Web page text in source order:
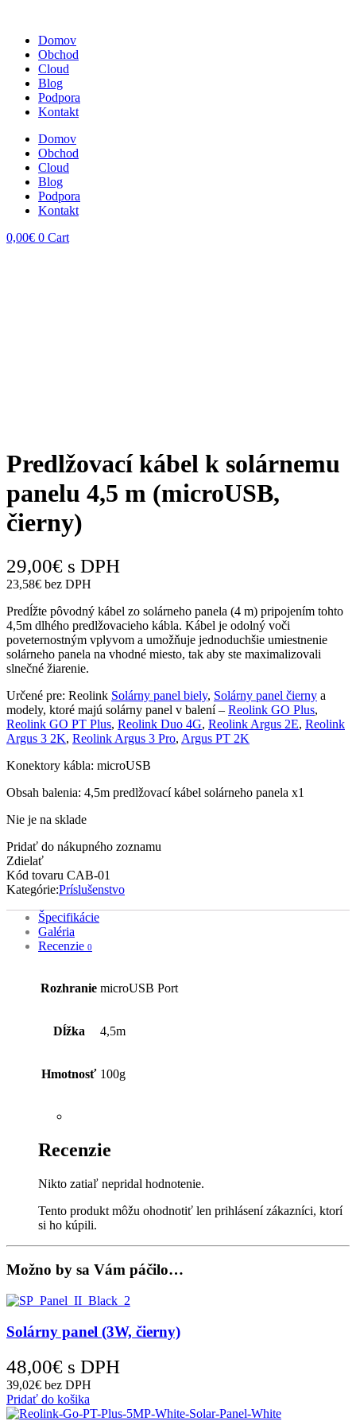
Domov
Obchod
Cloud
Blog
Podpora
Kontakt
Domov
Obchod
Cloud
Blog
Podpora
Kontakt
0,00€ 0 Cart
Predlžovací kábel k solárnemu
panelu 4,5 m (microUSB,
čierny)
29,00€ s DPH
23,58€ bez DPH
Predĺžte pôvodný kábel zo solárneho panela (4 m) pripojením tohto
4,5m dlhého predlžovacieho kábla. Kábel je odolný voči
poveternostným vplyvom a umožňuje jednoduchšie umiestnenie
solárneho panela na vhodné miesto, tak aby ste maximalizovali
slnečné žiarenie.
Určené pre: Reolink Solárny panel biely, Solárny panel čierny a
modely, ktoré majú solárny panel v balení – Reolink GO Plus,
Reolink GO PT Plus, Reolink Duo 4G, Reolink Argus 2E, Reolink
Argus 3 2K, Reolink Argus 3 Pro, Argus PT 2K
Konektory kábla: microUSB
Obsah balenia: 4,5m predlžovací kábel solárneho panela x1
Nie je na sklade
Pridať do nákupného zoznamu
Zdielať
Kód tovaru CAB-01
Kategórie:Príslušenstvo
Špecifikácie
Galéria
Recenzie 0
Rozhranie microUSB Port
Dĺžka 4,5m
Hmotnosť 100g
Recenzie
Nikto zatiaľ nepridal hodnotenie.
Tento produkt môžu ohodnotiť len prihlásení zákazníci, ktorí
si ho kúpili.
Možno by sa Vám páčilo…
Solárny panel (3W, čierny)
48,00€ s DPH
39,02€ bez DPH
Pridať do košika